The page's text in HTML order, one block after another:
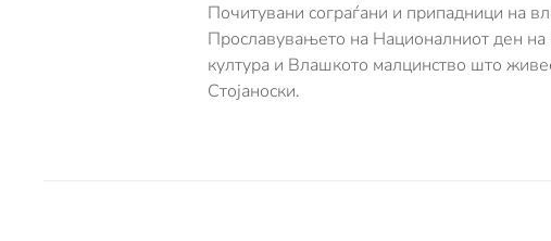
Почитувани сограѓани и припадници на
Прославувањето на Националниот ден на
култура и Влашкото малцинство што
Стојаноски.